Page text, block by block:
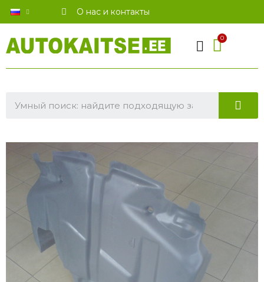
О нас и контакты